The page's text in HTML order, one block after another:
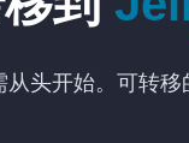
从头开始。可转移